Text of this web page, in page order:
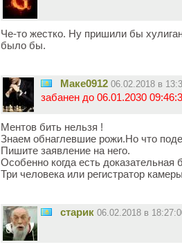
Че-то жестко. Ну пришили бы
было бы.
Маке0912 06.02.2018 в
забанен до 06.01.2030
Ментов бить нельзя !
Знаем обнаглевшие рожи.Но что
Пишите заявление на него.
Особенно когда есть доказательная
Три человека или регистратор
старик 06.02.2018 в